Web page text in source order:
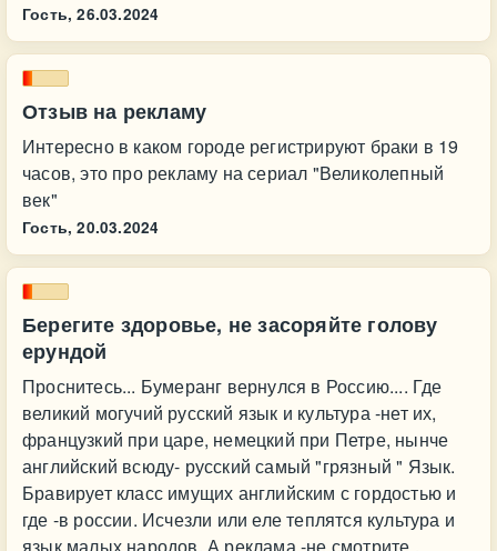
Гость, 26.03.2024
Отзыв на рекламу
Интересно в каком городе регистрируют браки в 19
часов, это про рекламу на сериал "Великолепный
век"
Гость, 20.03.2024
Берегите здоровье, не засоряйте голову
ерундой
Проснитесь... Бумеранг вернулся в Россию.... Где
великий могучий русский язык и культура -нет их,
французкий при царе, немецкий при Петре, нынче
английский всюду- русский самый "грязный " Язык.
Бравирует класс имущих английским с гордостью и
где -в россии. Исчезли или еле теплятся культура и